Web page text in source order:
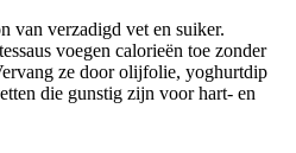
van verzadigd vet en suiker.
voegen calorieën toe zonder
ze door olijfolie, yoghurtdip
die gunstig zijn voor hart- en